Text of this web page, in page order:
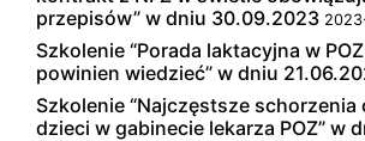
przepisów” w dniu 30.09.2023
Szkolenie “Porada laktacyjna w
powinien wiedzieć” w dniu
Szkolenie “Najczęstsze
dzieci w gabinecie lekarza POZ” w